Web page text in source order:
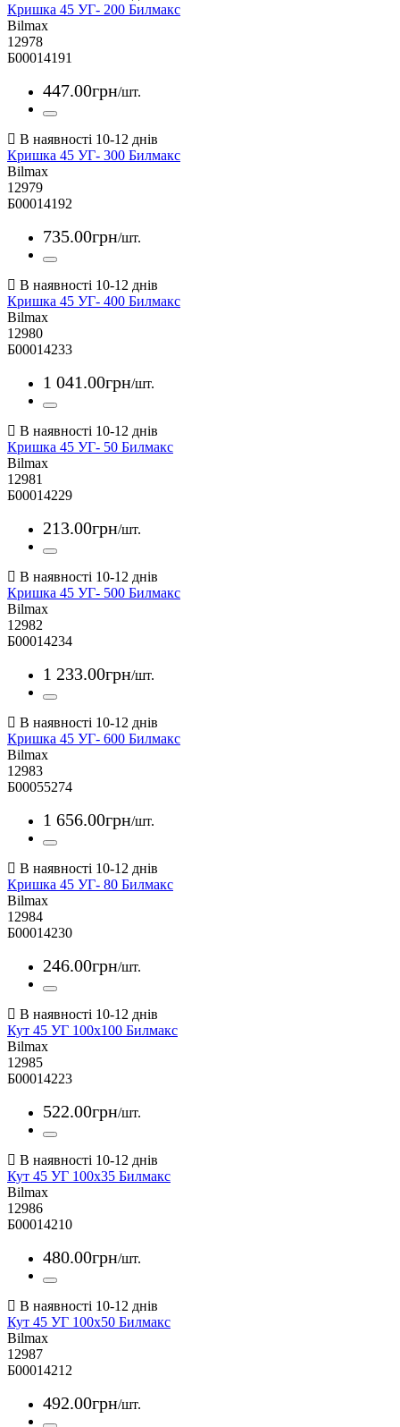
Кришка 45 УГ- 200 Билмакс
Bilmax
12978
Б00014191
447.00грн/шт.
Кришка 45 УГ- 300 Билмакс
Bilmax
12979
Б00014192
735.00грн/шт.
Кришка 45 УГ- 400 Билмакс
Bilmax
12980
Б00014233
1 041.00грн/шт.
Кришка 45 УГ- 50 Билмакс
Bilmax
12981
Б00014229
213.00грн/шт.
Кришка 45 УГ- 500 Билмакс
Bilmax
12982
Б00014234
1 233.00грн/шт.
Кришка 45 УГ- 600 Билмакс
Bilmax
12983
Б00055274
1 656.00грн/шт.
Кришка 45 УГ- 80 Билмакс
Bilmax
12984
Б00014230
246.00грн/шт.
Кут 45 УГ 100х100 Билмакс
Bilmax
12985
Б00014223
522.00грн/шт.
Кут 45 УГ 100х35 Билмакс
Bilmax
12986
Б00014210
480.00грн/шт.
Кут 45 УГ 100х50 Билмакс
Bilmax
12987
Б00014212
492.00грн/шт.